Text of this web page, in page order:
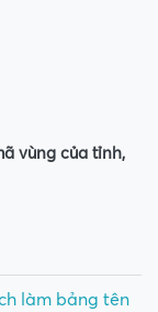
vùng của tỉnh,
làm bảng tên